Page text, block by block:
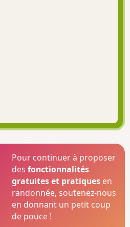
Pour continuer à proposer
desfonctionnalités
gratuites et pratiques en
randonnée, soutenez-nous
en donnant un petit coup
de pouce !